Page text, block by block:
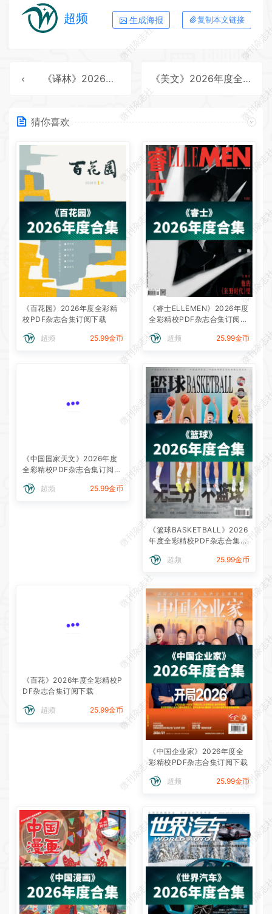
超频 生成海报 复制本文链接
《译林》2026年度全彩精校PDF杂志合集订阅下载 《美文》2026年度全彩精校PDF杂志合集订阅下载
猜你喜欢
《百花园》2026年度全彩精
校PDF杂志合集订阅下载
超频 25.99金币
《睿士ELLEMEN》2026年度
全彩精校PDF杂志合集订阅下
超频
25.99金币
《中国国家天文》2026年度
全彩精校PDF杂志合集订阅下
超频
25.99金币
《篮球BASKETBALL》2026
年度全彩精校PDF杂志合集订
超频
25.99金币
《百花》2026年度全彩精校P
DF杂志合集订阅下载
超频 25.99金币
《中国企业家》2026年度全
彩精校PDF杂志合集订阅下载
超频 25.99金币
微刊杂志社
微刊杂
微刊杂志社
微刊杂
微刊杂志社
微刊杂
微刊杂志社
微刊杂
微刊杂志社
微刊杂
微刊杂志社
微刊杂
微刊杂志社
微刊杂
微刊杂志社
微刊杂
微刊杂志社
微刊杂
微刊杂志社
微刊杂
微刊杂志社
微刊杂
微刊杂志社
微刊杂
微刊杂志社
微刊杂
微刊杂志社
微刊杂
微刊杂志社
微刊杂